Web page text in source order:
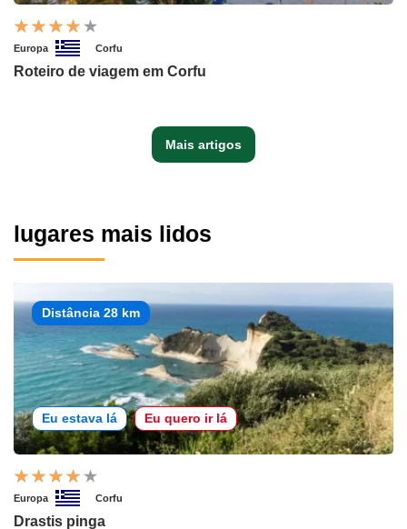
Europa Corfu
Roteiro de viagem em Corfu
Mais artigos
lugares mais lidos
Distância 28 km
Eu estava lá Eu quero ir lá
Europa Corfu
Drastis pinga